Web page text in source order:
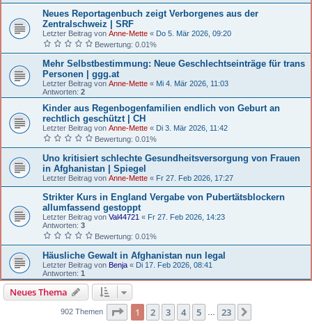
Neues Reportagenbuch zeigt Verborgenes aus der
Zentralschweiz | SRF
Letzter Beitrag von Anne-Mette « Do 5. Mär 2026, 09:20
Bewertung: 0.01%
Mehr Selbstbestimmung: Neue Geschlechtseinträge für trans
Personen | ggg.at
Letzter Beitrag von Anne-Mette « Mi 4. Mär 2026, 11:03
Antworten: 2
Kinder aus Regenbogenfamilien endlich von Geburt an
rechtlich geschützt | CH
Letzter Beitrag von Anne-Mette « Di 3. Mär 2026, 11:42
Bewertung: 0.01%
Uno kritisiert schlechte Gesundheitsversorgung von Frauen
in Afghanistan | Spiegel
Letzter Beitrag von Anne-Mette « Fr 27. Feb 2026, 17:27
Strikter Kurs in England Vergabe von Pubertätsblockern
allumfassend gestoppt
Letzter Beitrag von Val44721 « Fr 27. Feb 2026, 14:23
Antworten: 3
Bewertung: 0.01%
Häusliche Gewalt in Afghanistan nun legal
Letzter Beitrag von Benja « Di 17. Feb 2026, 08:41
Antworten: 1
Neues Thema
902 Themen Seite 1 von 23
1 2 3 4 5 23